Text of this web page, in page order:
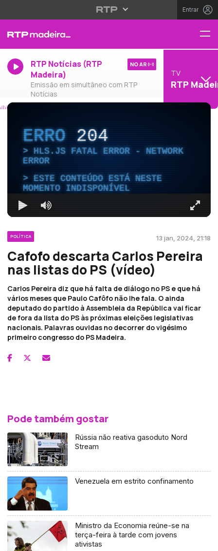
Entrar
RTP Notícias (RTP
Madeira)
Emissão em simultâneo com RTP
Notícias
NO AR
TV
RTP
ERRO204
HLS.JS FATAL ERROR - NETWORK
ERROR
ESTE CONTEÚDO ESTÁ NESTE
MOMENTO INDISPONÍVEL
POLÍTICA 13 jan, 2024, 21:18
Cafofo descarta Carlos Pereira
nas listas do PS (vídeo)
Carlos Pereira diz que há falta de diálogo no PS e que há
vários meses que Paulo Cafôfo não lhe fala. O ainda
deputado do partido à Assembleia da República vai ficar
de fora da lista do PS às próximas eleições legislativas
nacionais. Palavras ouvidas no decorrer do vigésimo
primeiro congresso do PS Madeira.
Pode também gostar
Rússia não reativa gasoduto Nord
Stream
Venezuela em estrito confinamento
Ministro da Economia reúne-se na
terça-feira à tarde com jovens
ativistas